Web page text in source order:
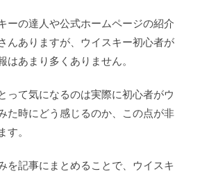
ーの達人や公式ホームページの紹介
んありますが、ウイスキー初心者が
はあまり多くありません。
って気になるのは実際に初心者がウ
た時にどう感じるのか、この点が非
。
を記事にまとめることで、ウイスキ